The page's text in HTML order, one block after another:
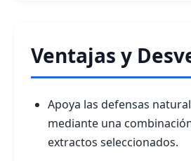
Ventajas y
Apoya las defensas
mediante una
extractos seleccionados.